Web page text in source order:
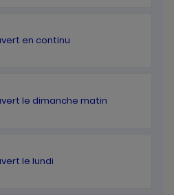
en continu
le dimanche matin
le lundi